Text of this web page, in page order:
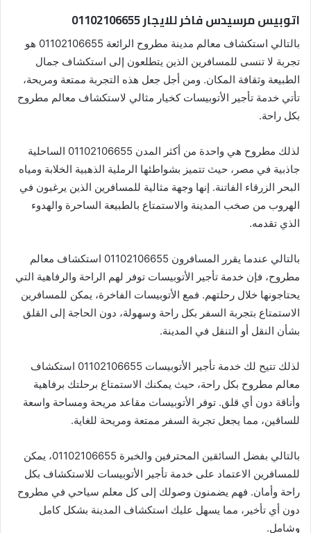
اتوبيس مرسيدس فاخر للايجار 01102106655
بالتالي استكشاف معالم مدينة مطروح الرائعة 01102106655 هو
تجربة لا تنسى للمسافرين الذين يتطلعون إلى استكشاف جمال
الطبيعة وثقافة المكان. ومن أجل جعل هذه التجربة ممتعة ومريحة،
تأتي خدمة تأجير الأتوبيسات كخيار مثالي لاستكشاف معالم مطروح
بكل راحة.
لذلك مطروح هي واحدة من أكثر المدن 01102106655 الساحلية
جاذبية في مصر، حيث تتميز بشواطئها الرملية الذهبية الخلابة ومياه
البحر الزرقاء الفاتنة. إنها وجهة مثالية للمسافرين الذين يرغبون في
الهروب من صخب المدينة والاستمتاع بالطبيعة الساحرة والهدوء
الذي تقدمه.
بالتالي عندما يقرر المسافرون 01102106655 استكشاف معالم
مطروح، فإن خدمة تأجير الأتوبيسات توفر لهم الراحة والرفاهية التي
يحتاجونها خلال رحلتهم. فمع الأتوبيسات الفاخرة، يمكن للمسافرين
الاستمتاع بتجربة السفر بكل راحة وسهولة، دون الحاجة إلى القلق
بشأن النقل أو التنقل في المدينة.
لذلك تتيح لك خدمة تأجير الأتوبيسات 01102106655 استكشاف
معالم مطروح بكل راحة، حيث يمكنك الاستمتاع برحلتك برفاهية
وأناقة دون أي قلق. توفر الأتوبيسات مقاعد مريحة ومساحة واسعة
للساقين، مما يجعل تجربة السفر ممتعة ومريحة للغاية.
بالتالي بفضل السائقين المحترفين والخبرة 01102106655، يمكن
للمسافرين الاعتماد على خدمة تأجير الأتوبيسات للاستكشاف بكل
راحة وأمان. فهم يضمنون وصولك إلى كل معلم سياحي في مطروح
دون أي تأخير، مما يسهل عليك استكشاف المدينة بشكل كامل
وشامل.